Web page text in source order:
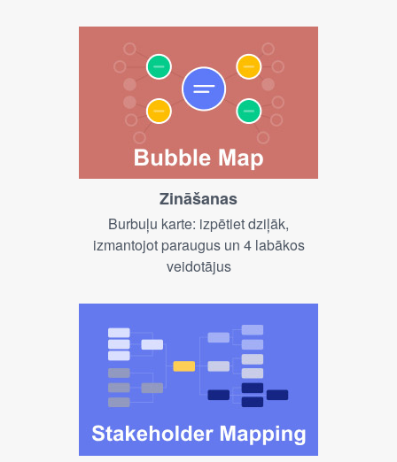
Zināšanas
Burbuļu karte: izpētiet dziļāk,
izmantojot paraugus un 4 labākos
veidotājus